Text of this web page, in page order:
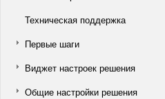
Техническая поддержка
Первые шаги
Виджет настроек решения
Общие настройки решения